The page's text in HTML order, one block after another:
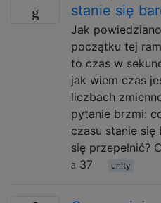
stanie się
Jak
początku tej
to czas w
jak wiem czas
liczbach
pytanie brzmi:
czasu stanie
się przepełnić?
37
unity